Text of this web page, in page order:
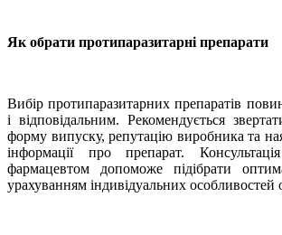
Як обрати протипаразитарні препарати
Вибір протипаразитарних препаратів
і відповідальним. Рекомендується
форму випуску, репутацію виробника та
інформації про препарат.
фармацевтом допоможе підібрати
урахуванням індивідуальних особливостей